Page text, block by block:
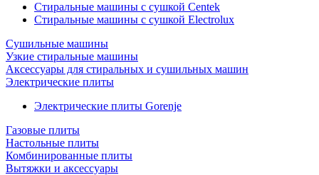
Стиральные машины с сушкой Centek
Стиральные машины с сушкой Electrolux
Сушильные машины
Узкие стиральные машины
Аксессуары для стиральных и сушильных машин
Электрические плиты
Электрические плиты Gorenje
Газовые плиты
Настольные плиты
Комбинированные плиты
Вытяжки и аксессуары